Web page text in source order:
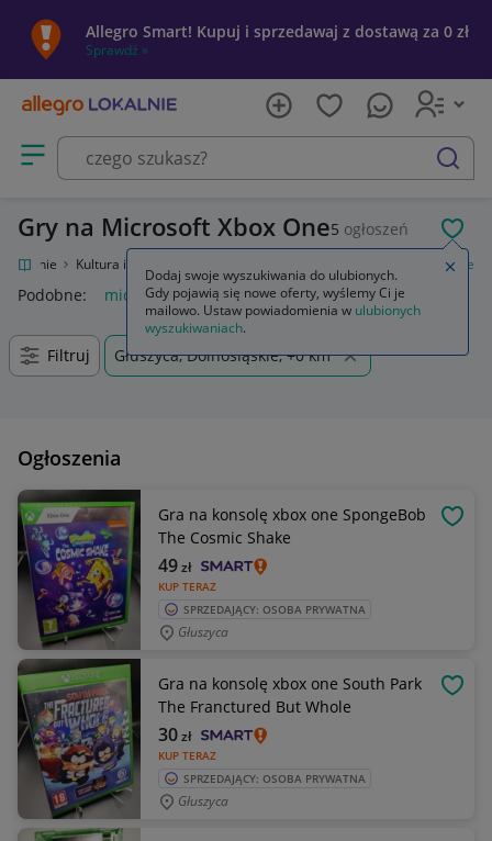
Allegro Smart! Kupuj i sprzedawaj z dostawą za 0 zł
Sprawdź »
Otwórz menu z kategoriami
szukaj
Gry na Microsoft Xbox One5 ogłoszeń
Lokalnie Kultura i rozrywka Microsoft Xbox One
Podobne: microsoft xbox one
Filtruj Głuszyca, Dolnośląskie, +0 km
Ogłoszenia
Gra na konsolę xbox one SpongeBob
The Cosmic Shake
KUP TERAZ
49zł
SPRZEDAJĄCY: OSOBA PRYWATNA
Głuszyca
Gra na konsolę xbox one South Park
The Franctured But Whole
KUP TERAZ
30zł
SPRZEDAJĄCY: OSOBA PRYWATNA
Głuszyca
Dodaj swoje wyszukiwania do ulubionych.
Gdy pojawią się nowe oferty, wyślemy Ci je
mailowo. Ustaw powiadomienia w ulubionych
wyszukiwaniach.